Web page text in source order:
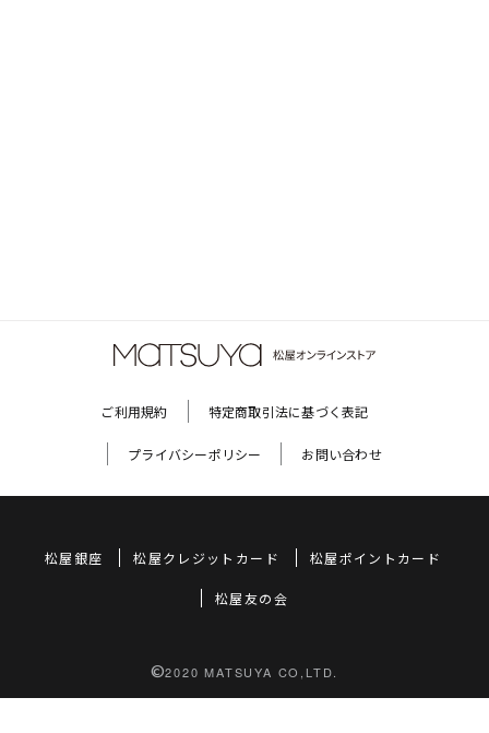
ご利用規約 特定商取引法に基づく表記
プライバシーポリシー お問い合わせ
松屋銀座 松屋クレジットカード 松屋ポイントカード
松屋友の会
©2020 MATSUYA CO,LTD.